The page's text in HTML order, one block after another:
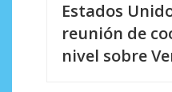
Estados
reunión de
nivel sobre